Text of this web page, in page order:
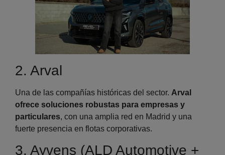
2. Arval
Una de las compañías históricas del sector. Arval
ofrece soluciones robustas para empresas y
particulares, con una amplia red en Madrid y una
fuerte presencia en flotas corporativas.
3. Ayvens (ALD Automotive +